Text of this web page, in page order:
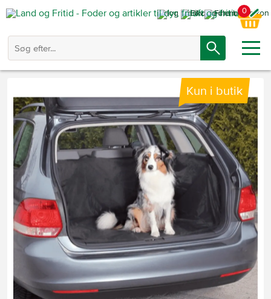
0
Kun i butik